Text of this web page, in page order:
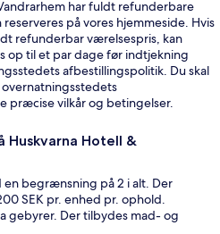
har fuldt refunderbare
på vores hjemmeside. Hvis
refunderbar værelsespris, kan
op til et par dage før indtjekning
afbestillingspolitik. Du skal
præcise vilkår og betingelser.
Hotell &
begrænsning på 2 i alt. Der
SEK pr. enhed pr. ophold.
gebyrer. Der tilbydes mad- og